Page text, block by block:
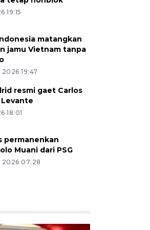
19:15
matangkan
jamu Vietnam tanpa
19:47
resmi gaet Carlos
Levante
18:01
permanenkan
Muani dari PSG
2026 07:28